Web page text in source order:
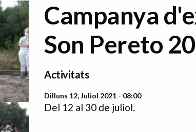
Campanya
Son Pereto
Activitats
Dilluns 12, Juliol 2021 - 08:00
Del 12 al 30 de juliol.